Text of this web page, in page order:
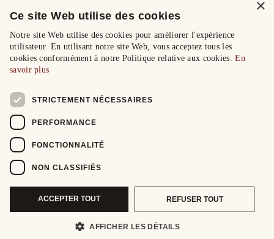
×
Ce site Web utilise des cookies
Notre site Web utilise des cookies pour améliorer l'expérience
utilisateur. En utilisant notre site Web, vous acceptez tous les
cookies conformément à notre Politique relative aux cookies.En
savoir plus
STRICTEMENT NÉCESSAIRES
PERFORMANCE
FONCTIONNALITÉ
NON CLASSIFIÉS
ACCEPTER TOUT REFUSER TOUT
AFFICHER LES DÉTAILS